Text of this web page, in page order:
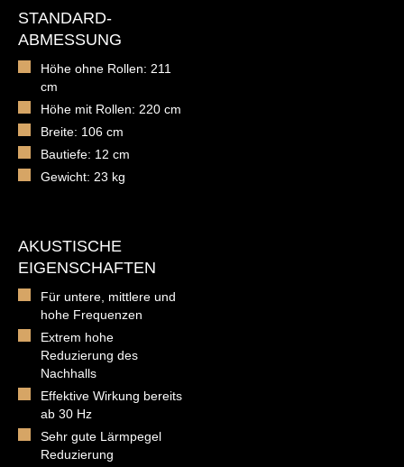
STANDARD-
ABMESSUNG
Höhe ohne Rollen: 211
cm
Höhe mit Rollen: 220 cm
Breite: 106 cm
Bautiefe: 12 cm
Gewicht: 23 kg
AKUSTISCHE
EIGENSCHAFTEN
Für untere, mittlere und
hohe Frequenzen
Extrem hohe
Reduzierung des
Nachhalls
Effektive Wirkung bereits
ab 30 Hz
Sehr gute Lärmpegel
Reduzierung